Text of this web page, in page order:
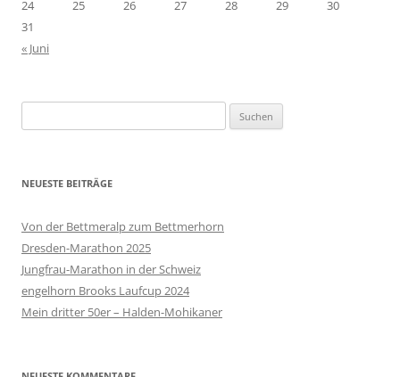
24
25 26 27 28 29
30
31
« Juni
nach:
NEUESTE BEITRÄGE
Von der Bettmeralp zum Bettmerhorn
Dresden-Marathon 2025
Jungfrau-Marathon in der Schweiz
engelhorn Brooks Laufcup 2024
Mein dritter 50er – Halden-Mohikaner